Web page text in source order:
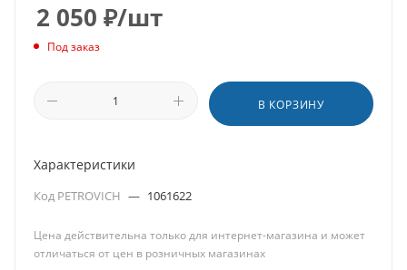
2 050 ₽/шт
Под заказ
В КОРЗИНУ
Характеристики
Код PETROVICH — 1061622
Цена действительна только для интернет-магазина и может
отличаться от цен в розничных магазинах